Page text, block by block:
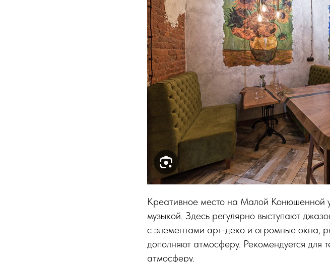
Креативное место на Малой Конюшенной
музыкой. Здесь регулярно выступают
с элементами арт-деко и огромные окна,
дополняют атмосферу. Рекомендуется для
атмосферу.